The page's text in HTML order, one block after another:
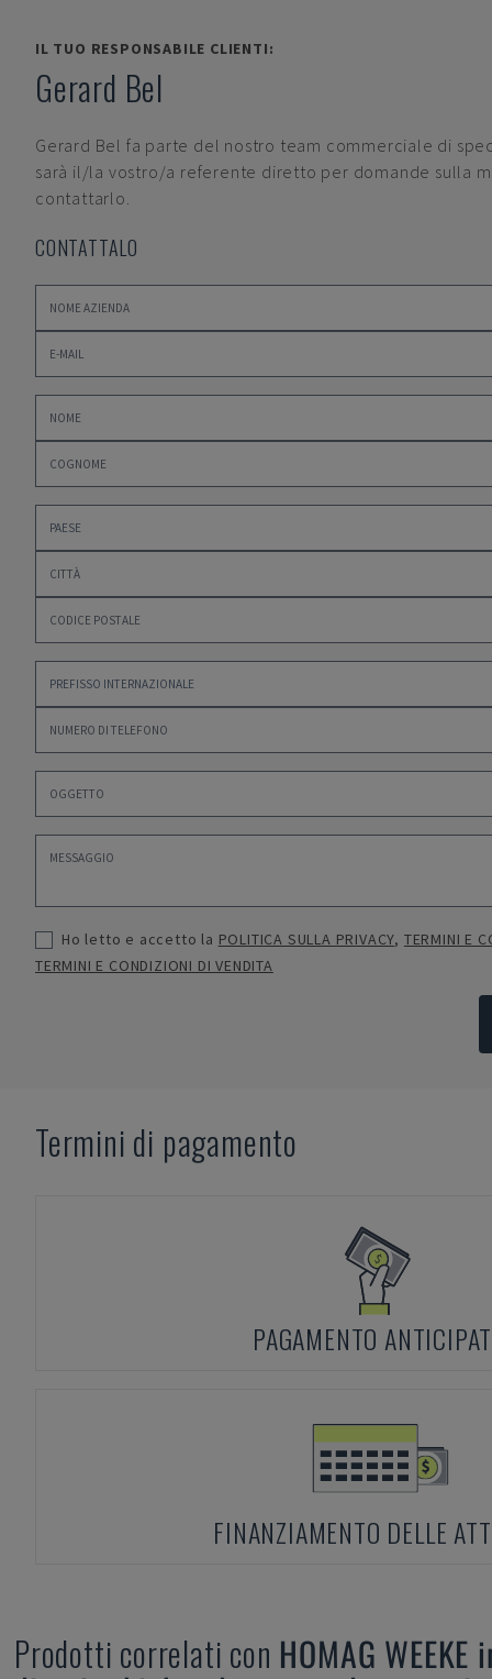
IL TUO RESPONSABILE CLIENTI:
Gerard Bel
Gerard Bel fa parte del nostro team commerciale di
sarà il/la vostro/a referente diretto per domande sulla
contattarlo.
CONTATTALO
Ho letto e accetto la POLITICA SULLA PRIVACY, TERMINI E
TERMINI E CONDIZIONI DI VENDITA
Termini di pagamento
PAGAMENTO
FINANZIAMENTO DELLE
Prodotti correlati con HOMAG WEEKE